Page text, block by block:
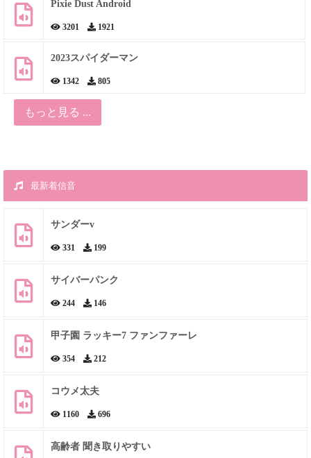
Pixie Dust Android
3201 1921
2023スパイダーマン
1342 805
もっと見る ...
最新着信音
サンダーv
331 199
サイバーパンク
244 146
甲子園 ラッキー7 ファンファーレ
354 212
コウメ太夫
1160 696
高齢者 聞き取りやすい